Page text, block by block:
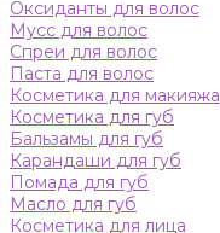
Оксиданты для волос
Мусс для волос
Спреи для волос
Паста для волос
Косметика для макияжа
Косметика для губ
Бальзамы для губ
Карандаши для губ
Помада для губ
Масло для губ
Косметика для лица